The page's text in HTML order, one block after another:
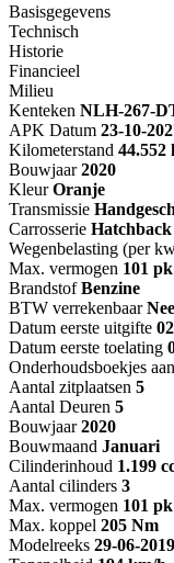
Basisgegevens
Technisch
Historie
Financieel
Milieu
Kenteken NLH-267-
APK Datum 23-10-
Kilometerstand 44.552
Bouwjaar 2020
Kleur Oranje
Transmissie
Carrosserie Hatchback
Wegenbelasting (per
Max. vermogen 101 pk
Brandstof Benzine
BTW verrekenbaar
Datum eerste uitgifte
Datum eerste toelating
Onderhoudsboekjes
Aantal zitplaatsen 5
Aantal Deuren 5
Bouwjaar 2020
Bouwmaand Januari
Cilinderinhoud 1.199
Aantal cilinders 3
Max. vermogen 101 pk
Max. koppel 205 Nm
Modelreeks 29-06-2019